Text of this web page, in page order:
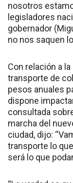
nosotros
legisladores
gobernador
no nos saquen
Con relación a
transporte de
pesos anuales
dispone
consultada
marcha del
ciudad, dijo:
transporte lo
será lo que